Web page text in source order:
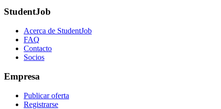
StudentJob
Acerca de StudentJob
FAQ
Contacto
Socios
Empresa
Publicar oferta
Registrarse